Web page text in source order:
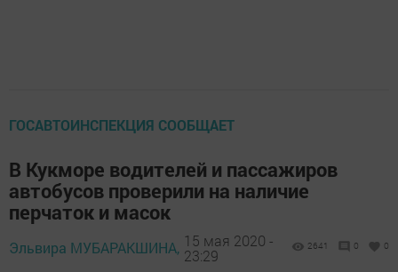
ГОСАВТОИНСПЕКЦИЯ СООБЩАЕТ
В Кукморе водителей и пассажиров
автобусов проверили на наличие
перчаток и масок
Эльвира МУБАРАКШИНА, 15 мая 2020 -
23:29
2641 0 0